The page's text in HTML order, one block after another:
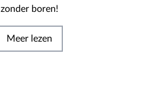
zonder boren!
Meer lezen